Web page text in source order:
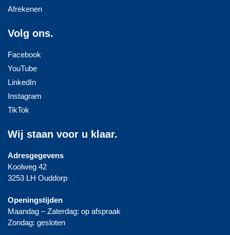
Afrekenen
Volg ons.
Facebook
YouTube
LinkedIn
Instagram
TikTok
Wij staan voor u klaar.
Adresgegevens
Koolweg 42
3253 LH Ouddorp
Openingstijden
Maandag – Zaterdag: op afspraak
Zondag: gesloten